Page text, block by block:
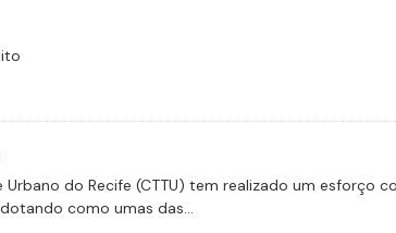
do Recife (CTTU) tem realizado um esforço
como umas das...